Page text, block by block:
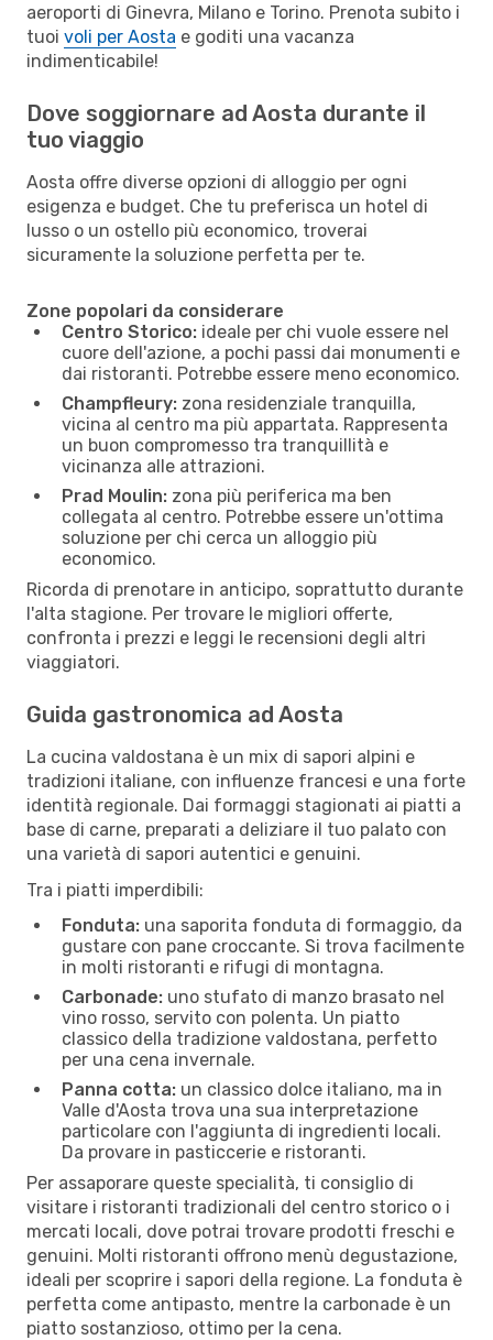
aeroporti di Ginevra, Milano e Torino. Prenota subito i
tuoi voli per Aosta e goditi una vacanza
indimenticabile!
Dove soggiornare ad Aosta durante il
tuo viaggio
Aosta offre diverse opzioni di alloggio per ogni
esigenza e budget. Che tu preferisca un hotel di
lusso o un ostello più economico, troverai
sicuramente la soluzione perfetta per te.
Zone popolari da considerare
Centro Storico: ideale per chi vuole essere nel
cuore dell'azione, a pochi passi dai monumenti e
dai ristoranti. Potrebbe essere meno economico.
Champfleury: zona residenziale tranquilla,
vicina al centro ma più appartata. Rappresenta
un buon compromesso tra tranquillità e
vicinanza alle attrazioni.
Prad Moulin: zona più periferica ma ben
collegata al centro. Potrebbe essere un'ottima
soluzione per chi cerca un alloggio più
economico.
Ricorda di prenotare in anticipo, soprattutto durante
l'alta stagione. Per trovare le migliori offerte,
confronta i prezzi e leggi le recensioni degli altri
viaggiatori.
Guida gastronomica ad Aosta
La cucina valdostana è un mix di sapori alpini e
tradizioni italiane, con influenze francesi e una forte
identità regionale. Dai formaggi stagionati ai piatti a
base di carne, preparati a deliziare il tuo palato con
una varietà di sapori autentici e genuini.
Tra i piatti imperdibili:
Fonduta: una saporita fonduta di formaggio, da
gustare con pane croccante. Si trova facilmente
in molti ristoranti e rifugi di montagna.
Carbonade: uno stufato di manzo brasato nel
vino rosso, servito con polenta. Un piatto
classico della tradizione valdostana, perfetto
per una cena invernale.
Panna cotta: un classico dolce italiano, ma in
Valle d'Aosta trova una sua interpretazione
particolare con l'aggiunta di ingredienti locali.
Da provare in pasticcerie e ristoranti.
Per assaporare queste specialità, ti consiglio di
visitare i ristoranti tradizionali del centro storico o i
mercati locali, dove potrai trovare prodotti freschi e
genuini. Molti ristoranti offrono menù degustazione,
ideali per scoprire i sapori della regione. La fonduta è
perfetta come antipasto, mentre la carbonade è un
piatto sostanzioso, ottimo per la cena.